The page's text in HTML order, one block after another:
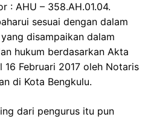
: AHU – 358.AH.01.04.
sesuai dengan dalam
disampaikan dalam
hukum berdasarkan Akta
16 Februari 2017 oleh Notaris
di Kota Bengkulu.
dari pengurus itu pun